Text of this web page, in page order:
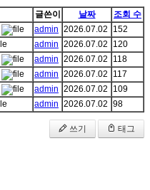
글쓴이 날짜
조회 수
admin 2026.07.02
152
admin 2026.07.02
120
admin 2026.07.02
118
admin 2026.07.02
117
admin 2026.07.02
109
admin 2026.07.02 98
쓰기 태그